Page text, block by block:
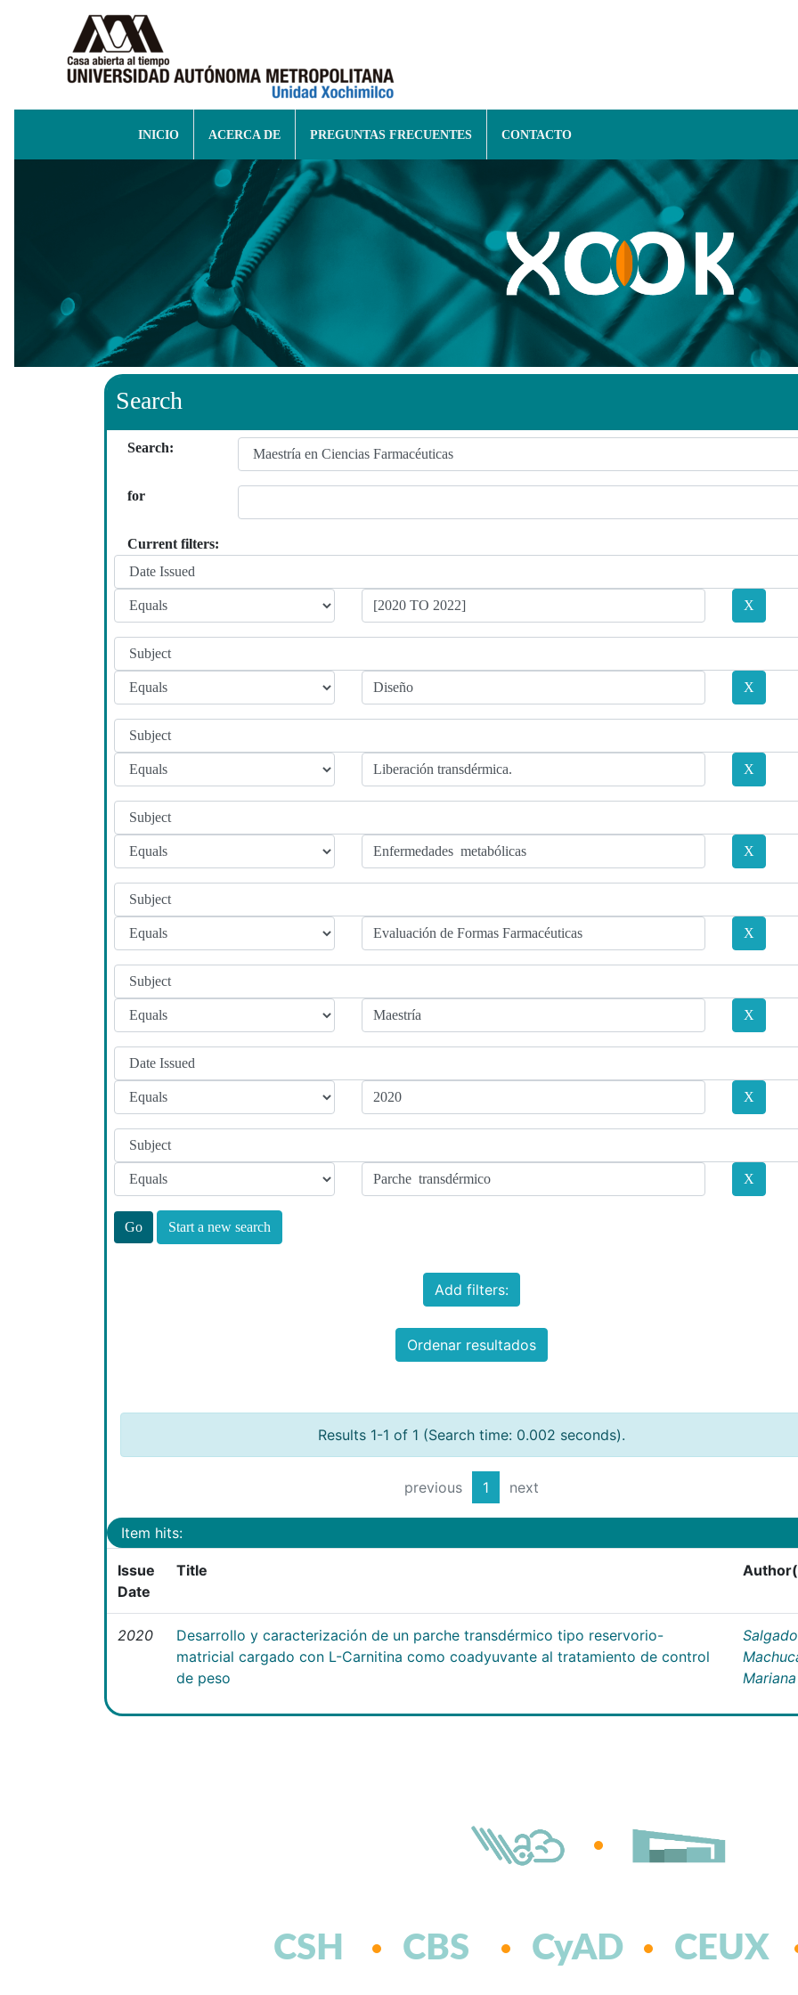
INICIO ACERCA DE PREGUNTAS FRECUENTES CONTACTO
Search
Search:
for
Current filters:
Start a new search
Add filters:
Ordenar resultados
Results 1-1 of 1 (Search time: 0.002 seconds).
previous 1 next
Item hits:
Issue
Date
Title
2020
Desarrollo y caracterización de un parche transdérmico tipo reservorio-
matricial cargado con L-Carnitina como coadyuvante al tratamiento de control
de peso
Salgado
Mariana
CSH CBS CyAD CEUX